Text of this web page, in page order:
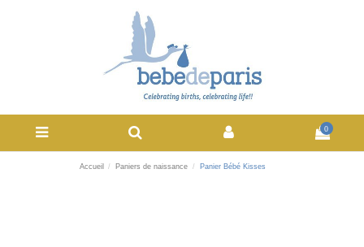
0
Accueil Paniers de naissance Panier Bébé Kisses